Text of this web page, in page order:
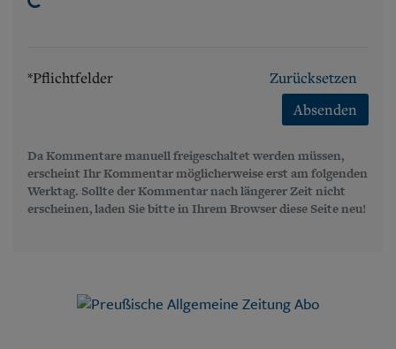
*Pflichtfelder
Zurücksetzen
Absenden
Da Kommentare manuell freigeschaltet werden müssen,
erscheint Ihr Kommentar möglicherweise erst am folgenden
Werktag. Sollte der Kommentar nach längerer Zeit nicht
erscheinen, laden Sie bitte in Ihrem Browser diese Seite neu!